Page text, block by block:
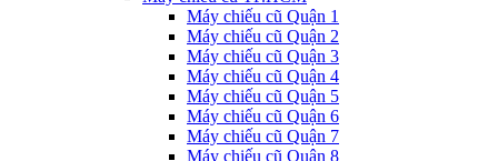
Máy chiếu cũ Quận 1
Máy chiếu cũ Quận 2
Máy chiếu cũ Quận 3
Máy chiếu cũ Quận 4
Máy chiếu cũ Quận 5
Máy chiếu cũ Quận 6
Máy chiếu cũ Quận 7
Máy chiếu cũ Quận 8